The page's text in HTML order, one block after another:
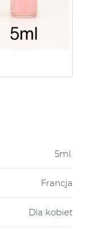
5ml.
Francja
Dla kobiet